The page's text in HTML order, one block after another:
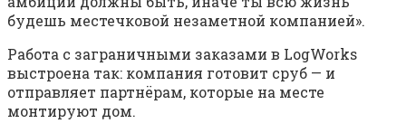
будешь местечковой незаметной компанией».
Работа с заграничными заказами в LogWorks
выстроена так: компания готовит сруб — и
отправляет партнёрам, которые на месте
монтируют дом.